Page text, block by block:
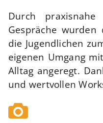
Durch
Gespräche
die Jugendlichen
eigenen Umgang
Alltag angeregt.
und wertvollen